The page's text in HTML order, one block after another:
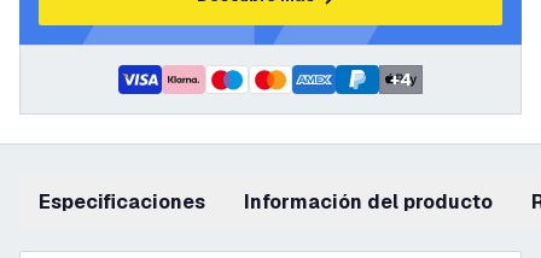
+4
Especificaciones información del producto